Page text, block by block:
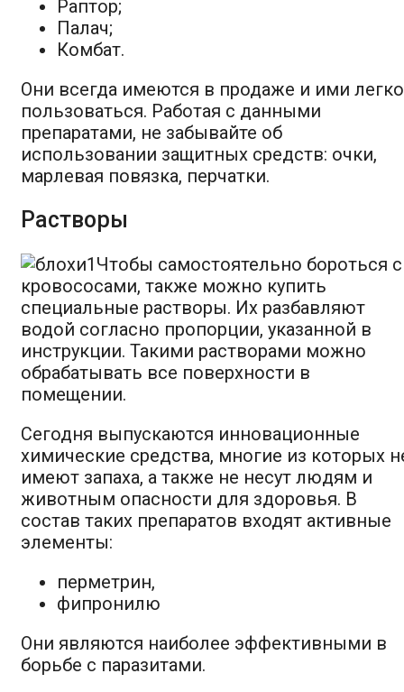
Раптор;
Палач;
Комбат.
Они всегда имеются в продаже и ими легко
пользоваться. Работая с данными
препаратами, не забывайте об
использовании защитных средств: очки,
марлевая повязка, перчатки.
Растворы
Чтобы самостоятельно бороться с
кровососами, также можно купить
специальные растворы. Их разбавляют
водой согласно пропорции, указанной в
инструкции. Такими растворами можно
обрабатывать все поверхности в
помещении.
Сегодня выпускаются инновационные
химические средства, многие из которых
имеют запаха, а также не несут людям и
животным опасности для здоровья. В
состав таких препаратов входят активные
элементы:
перметрин,
фипронилю
Они являются наиболее эффективными в
борьбе с паразитами.